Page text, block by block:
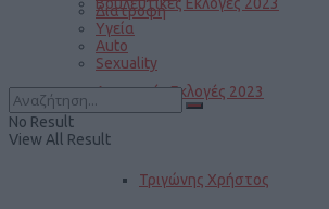
Δημοτικές Εκλογές 2023
Τριγώνης Χρήστος
Διατροφή
Υγεία
Auto
Sexuality
No Result
View All Result